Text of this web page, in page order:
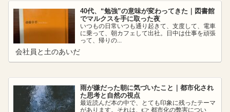
40代、“勉強”の意味が変わってきた｜図書館
でマルクスを手に取った夜
いつもの日常いつも通り起きて、支度して、電車
に乗って、朝カフェして出社。日中は仕事を頑張
って、帰りの...
会社員と土のあいだ
雨が嫌だった朝に気づいたこと｜都市化され
た思考と自然の視点
最近読んだ本の中で、とても印象に残ったテーマ
があります。それは、👉 都市化の弊害につい